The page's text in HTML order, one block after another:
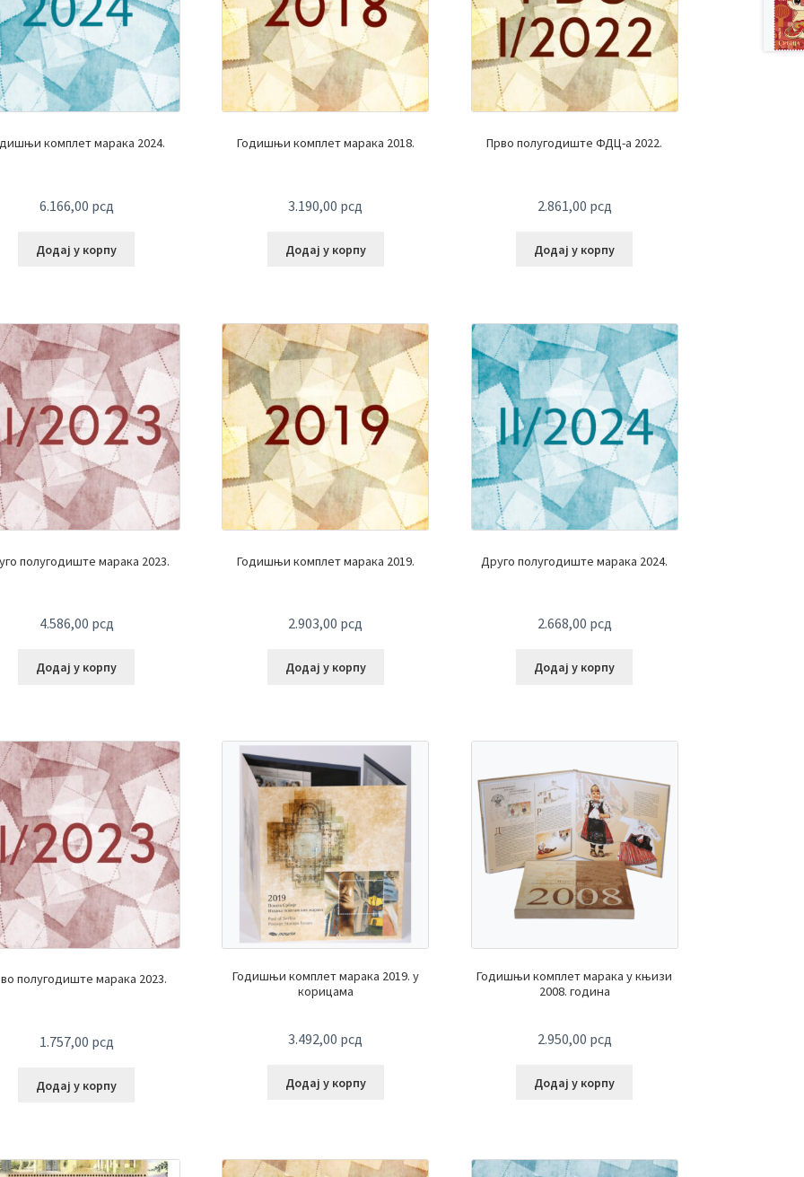
комплет марака 2024.
6.166,00 рсд
Додај у корпу
Годишњи комплет марака 2018.
3.190,00 рсд
Додај у корпу
Прво полугодиште ФДЦ-а 2022.
2.861,00 рсд
Додај у корпу
полугодиште марака 2023.
4.586,00 рсд
Додај у корпу
Годишњи комплет марака 2019.
2.903,00 рсд
Додај у корпу
Друго полугодиште марака 2024.
2.668,00 рсд
Додај у корпу
полугодиште марака 2023.
1.757,00 рсд
Додај у корпу
Годишњи комплет марака 2019. у
корицама
3.492,00 рсд
Додај у корпу
Годишњи комплет марака у књизи
2008. година
2.950,00 рсд
Додај у корпу